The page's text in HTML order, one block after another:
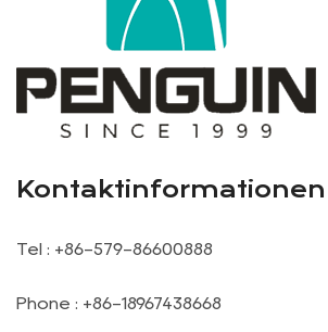
Kontaktinformationen
Tel : +86-579-86600888
Phone : +86-18967438668